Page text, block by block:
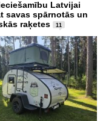
Latvijai
savas spārnotās un
raķetes
11